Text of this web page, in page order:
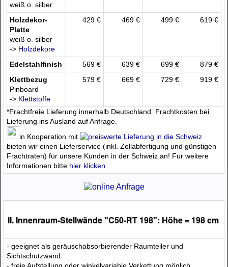
weiß o. silber
Holzdekor-
Platte
weiß o. silber
-> Holzdekore
429 € 469 € 499 € 619 €
Edelstahlfinish 569 € 639 € 699 €
879 €
Klettbezug
Pinboard
-> Klettstoffe
579 € 669 € 729 € 919 €
*Frachtfreie Lieferung innerhalb Deutschland. Frachtkosten bei
Lieferung ins Ausland auf Anfrage.
in Kooperation mit
bieten wir einen Lieferservice (inkl. Zollabfertigung und günstigen
Frachtraten) für unsere Kunden in der Schweiz an! Für weitere
Informationen bitte hier klicken
II. Innenraum-Stellwände "C50-RT 198": Höhe = 198 cm
- geeignet als geräuschabsorbierender Raumteiler und
Sichtschutzwand